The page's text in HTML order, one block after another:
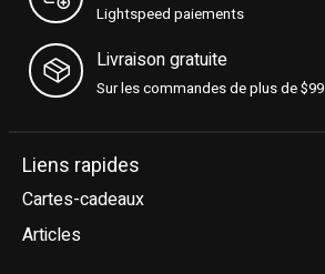
Lightspeed paiements
Livraison gratuite
Sur les commandes de plus de $99
Liens rapides
Cartes-cadeaux
Articles